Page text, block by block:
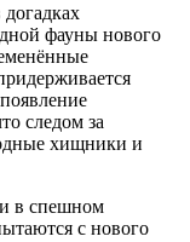
фауны нового
следом за
хищники и
в спешном
с нового